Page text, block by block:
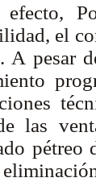
el
A pesar
las